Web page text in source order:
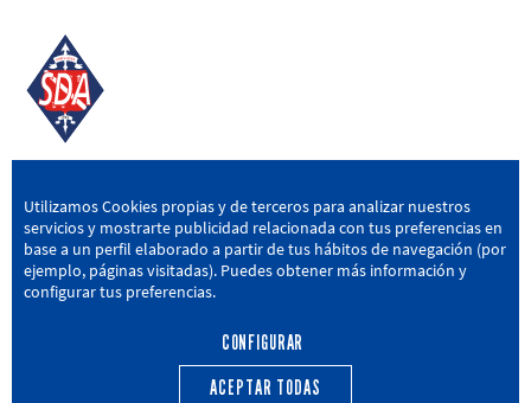
SD AMOREBIETA
San Miguel Kalea, 16, 48340 Amorebieta, Bizkaia
946 604 751 | sda@sdamorebieta.eus
Utilizamos Cookies propias y de terceros para analizar nuestros
servicios y mostrarte publicidad relacionada con tus preferencias en
base a un perfil elaborado a partir de tus hábitos de navegación (por
ejemplo, páginas visitadas). Puedes obtener más información y
configurar tus preferencias.
CONFIGURAR
ACEPTAR TODAS